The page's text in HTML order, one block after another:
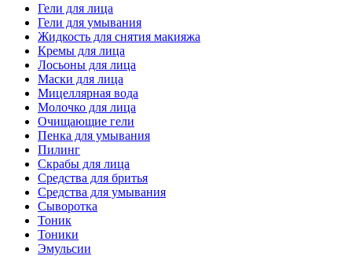
Гели для лица
Гели для умывания
Жидкость для снятия макияжа
Кремы для лица
Лосьоны для лица
Маски для лица
Мицеллярная вода
Молочко для лица
Очищающие гели
Пенка для умывания
Пилинг
Скрабы для лица
Средства для бритья
Средства для умывания
Сыворотка
Тоник
Тоники
Эмульсии